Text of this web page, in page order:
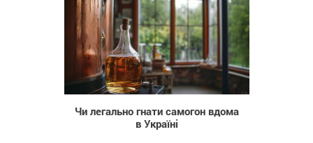
125
Чи легально гнати самогон вдома
в Україні